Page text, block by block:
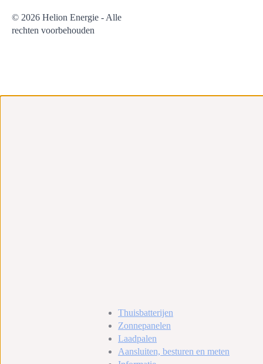
© 2026 Helion Energie - Alle
rechten voorbehouden
Thuisbatterijen
Zonnepanelen
Laadpalen
Aansluiten, besturen en meten